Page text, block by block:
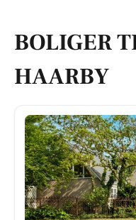
BOLIGER
HAARBY